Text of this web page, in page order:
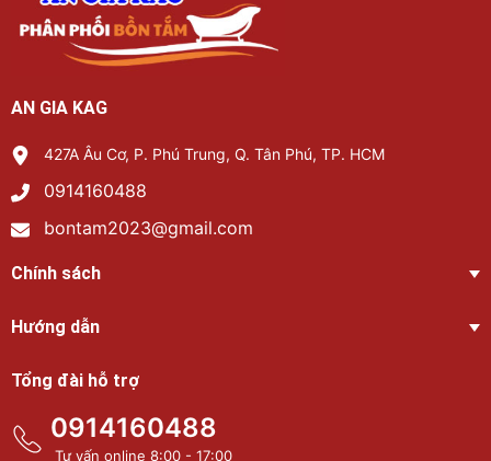
AN GIA KAG
427A Âu Cơ, P. Phú Trung, Q. Tân Phú, TP. HCM
0914160488
bontam2023@gmail.com
Chính sách
Hướng dẫn
Tổng đài hỗ trợ
0914160488
Tư vấn online 8:00 - 17:00